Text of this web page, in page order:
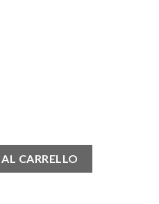
STRASS AVORIO quantità
CARRELLO